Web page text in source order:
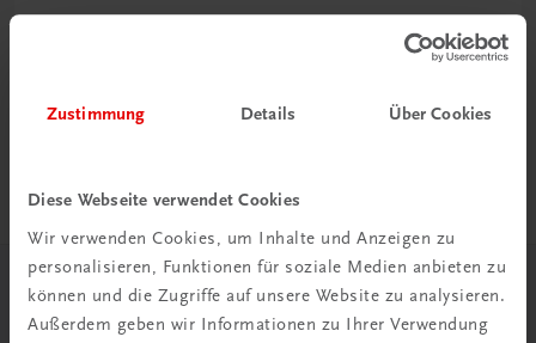
Zustimmung Details Über Cookies
Diese Webseite verwendet Cookies
Wir verwenden Cookies, um Inhalte und Anzeigen zu
personalisieren, Funktionen für soziale Medien anbieten zu
können und die Zugriffe auf unsere Website zu analysieren.
Außerdem geben wir Informationen zu Ihrer Verwendung
& Versandkosten sparen
Herzlich willkommen bei TRAUNER!